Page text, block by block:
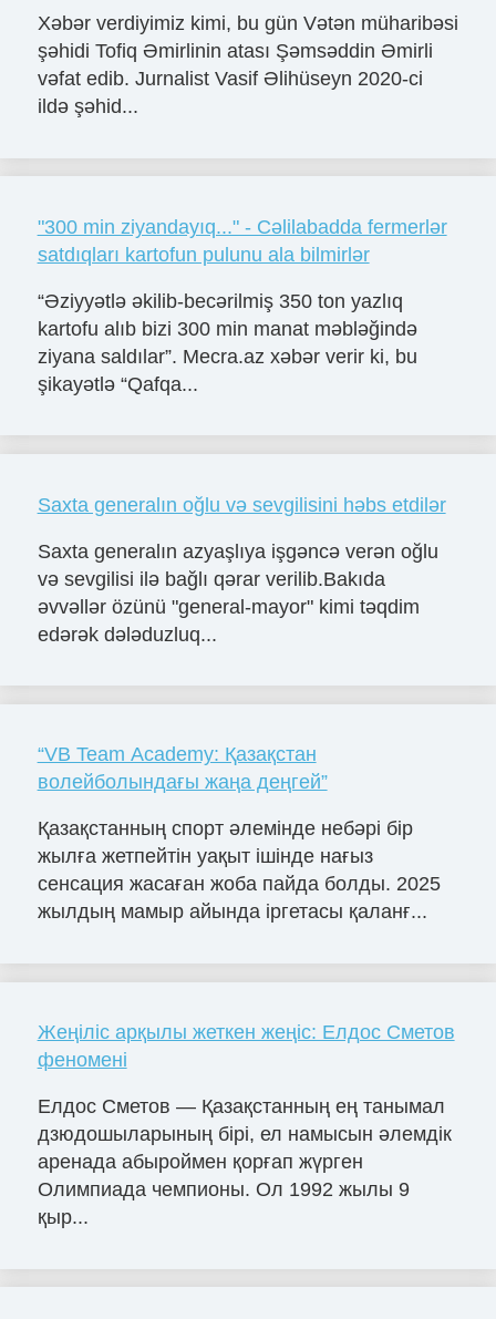
Xəbər verdiyimiz kimi, bu gün Vətən müharibəsi
şəhidi Tofiq Əmirlinin atası Şəmsəddin Əmirli
vəfat edib. Jurnalist Vasif Əlihüseyn 2020-ci
ildə şəhid...
"300 min ziyandayıq..." - Cəlilabadda fermerlər
satdıqları kartofun pulunu ala bilmirlər
“Əziyyətlə əkilib-becərilmiş 350 ton yazlıq
kartofu alıb bizi 300 min manat məbləğində
ziyana saldılar”. Mecra.az xəbər verir ki, bu
şikayətlə “Qafqa...
Saxta generalın oğlu və sevgilisini həbs etdilər
Saxta generalın azyaşlıya işgəncə verən oğlu
və sevgilisi ilə bağlı qərar verilib.Bakıda
əvvəllər özünü "general-mayor" kimi təqdim
edərək dələduzluq...
“VB Team Academy: Қазақстан
волейболындағы жаңа деңгей”
Қазақстанның спорт әлемінде небәрі бір
жылға жетпейтін уақыт ішінде нағыз
сенсация жасаған жоба пайда болды. 2025
жылдың мамыр айында іргетасы қаланғ...
Жеңіліс арқылы жеткен жеңіс: Елдос Сметов
феномені
Елдос Сметов — Қазақстанның ең танымал
дзюдошыларының бірі, ел намысын әлемдік
аренада абыроймен қорғап жүрген
Олимпиада чемпионы. Ол 1992 жылы 9
қыр...